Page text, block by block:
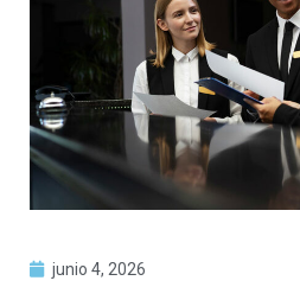
junio 4, 2026